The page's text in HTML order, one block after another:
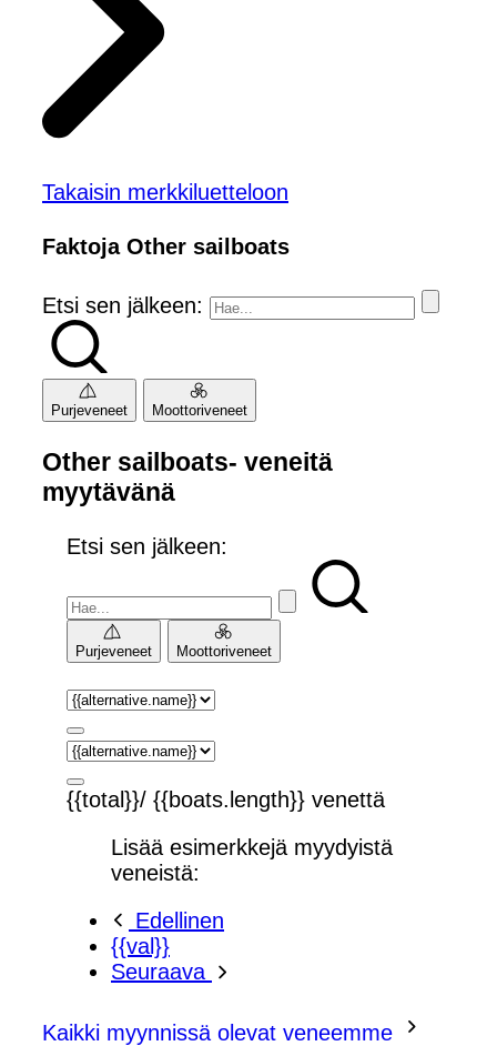
Takaisin merkkiluetteloon
Faktoja Other sailboats
Etsi sen jälkeen:
Purjeveneet Moottoriveneet
Other sailboats- veneitä
myytävänä
Etsi sen jälkeen:
Purjeveneet Moottoriveneet
{{total}}/ {{boats.length}} venettä
Lisää esimerkkejä myydyistä
veneistä:
Edellinen
{{val}}
Seuraava
Kaikki myynnissä olevat veneemme